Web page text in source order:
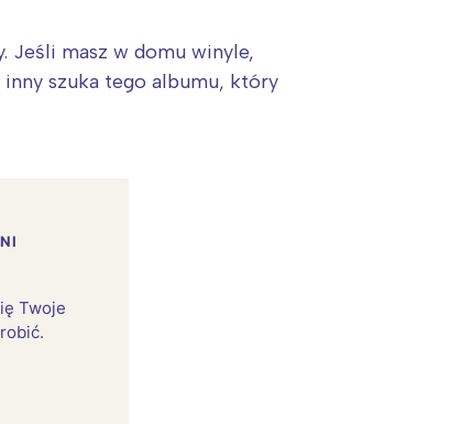
Jeśli masz w domu winyle,
szuka tego albumu, który
Twoje